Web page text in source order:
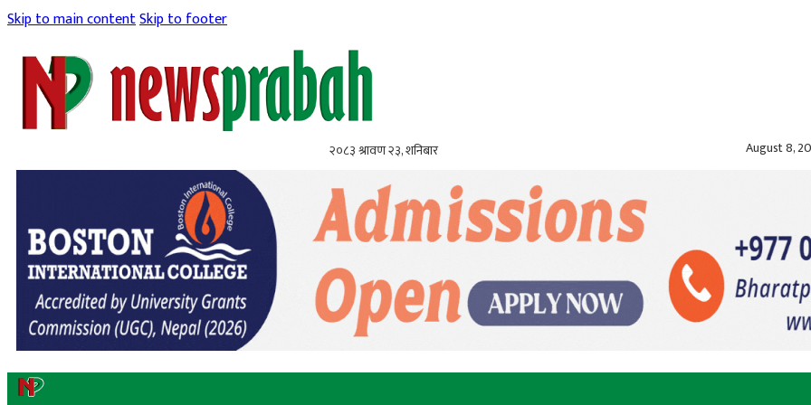
Skip to main contentSkip to footer
२०८३ श्रावण २३, शनिबार August 8,